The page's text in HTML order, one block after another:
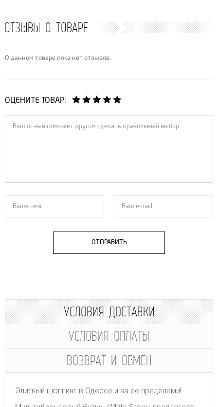
ОТЗЫВЫ О ТОВАРЕ
О данном товаре пока нет отзывов.
ОЦЕНИТЕ ТОВАР:
ОТПРАВИТЬ
УСЛОВИЯ ДОСТАВКИ
УСЛОВИЯ ОПЛАТЫ
ВОЗВРАТ И ОБМЕН
Элитный шоппинг в Одессе и за ее пределами!